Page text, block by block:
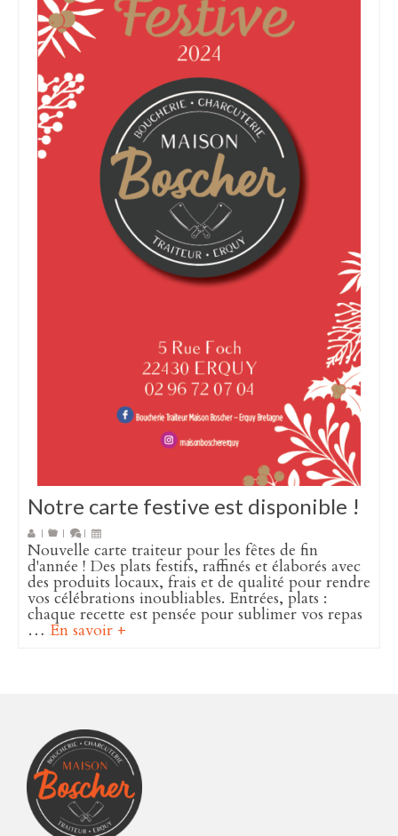
Notre carte festive est disponible !
| | |
Nouvelle carte traiteur pour les fêtes de fin
d'année ! Des plats festifs, raffinés et élaborés avec
des produits locaux, frais et de qualité pour rendre
vos célébrations inoubliables. Entrées, plats :
chaque recette est pensée pour sublimer vos repas
… En savoir +